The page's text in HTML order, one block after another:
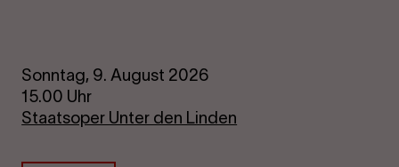
Sonntag, 9. August 2026
15.00 Uhr
Staatsoper Unter den Linden